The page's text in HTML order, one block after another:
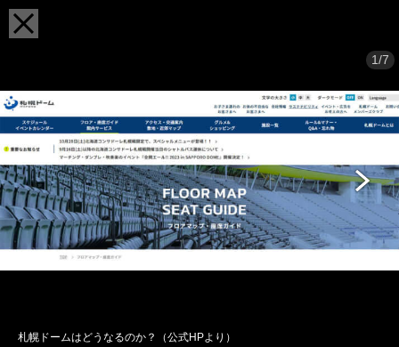
1/7
札幌ドームはどうなるのか？（公式HPより）